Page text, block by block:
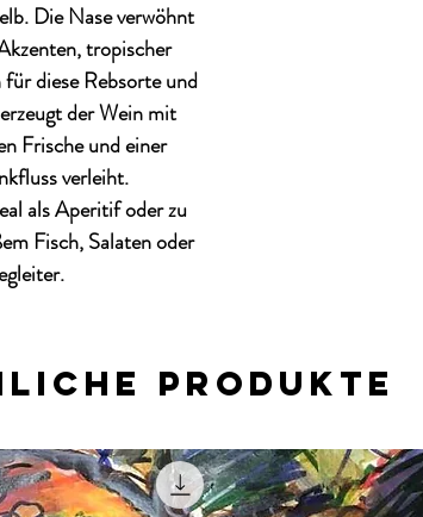
Die Nase verwöhnt
tropischer
diese Rebsorte und
der Wein mit
Frische und einer
verleiht.
als Aperitif oder zu
Fisch, Salaten oder
Produkte